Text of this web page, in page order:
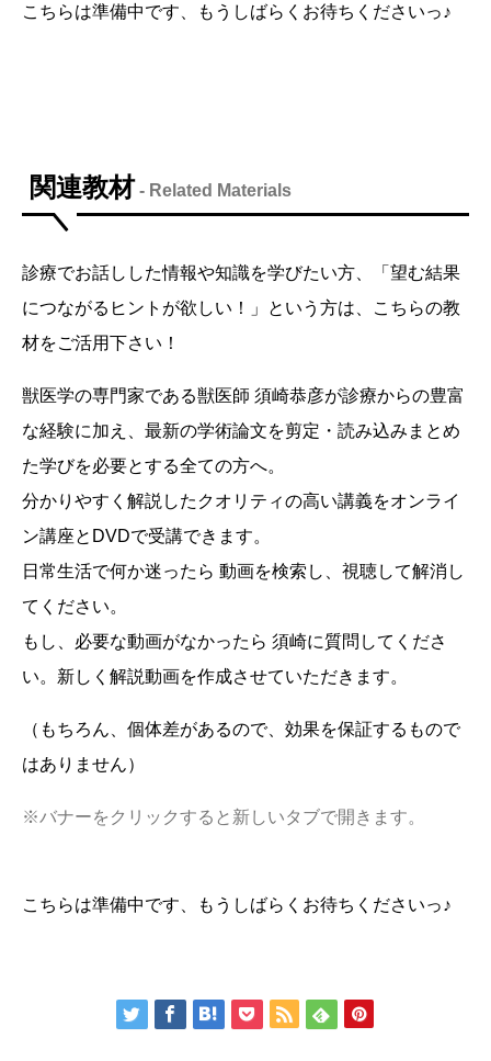
こちらは準備中です、もうしばらくお待ちくださいっ♪
関連教材 - Related Materials
診療でお話しした情報や知識を学びたい方、「望む結果
につながるヒントが欲しい！」という方は、こちらの教
材をご活用下さい！
獣医学の専門家である獣医師 須崎恭彦が診療からの豊富
な経験に加え、最新の学術論文を剪定・読み込みまとめ
た学びを必要とする全ての方へ。
分かりやすく解説したクオリティの高い講義をオンライ
ン講座とDVDで受講できます。
日常生活で何か迷ったら 動画を検索し、視聴して解消し
てください。
もし、必要な動画がなかったら 須崎に質問してくださ
い。新しく解説動画を作成させていただきます。
（もちろん、個体差があるので、効果を保証するもので
はありません）
※バナーをクリックすると新しいタブで開きます。
こちらは準備中です、もうしばらくお待ちくださいっ♪